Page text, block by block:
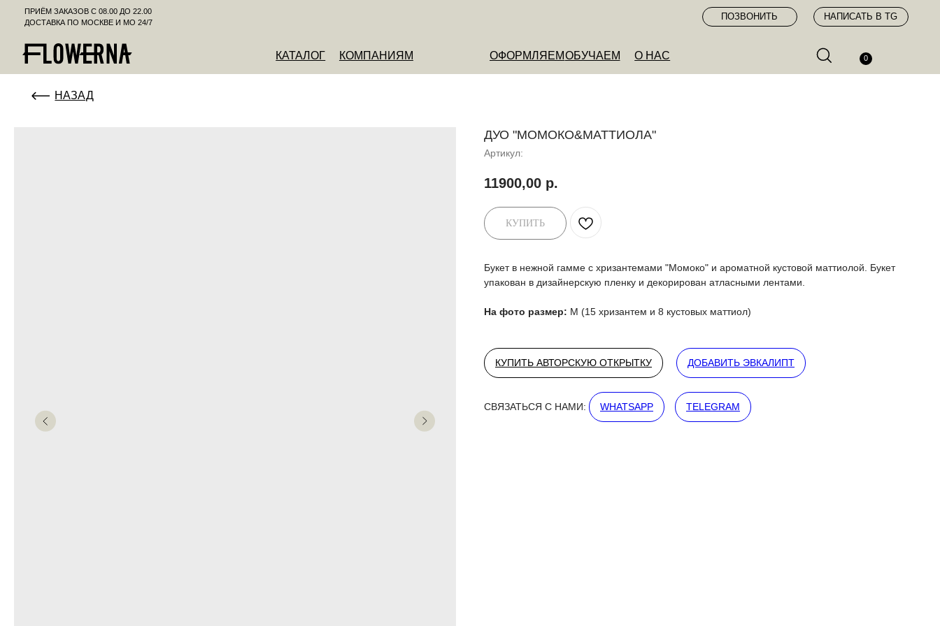
О НАС
КОМПАНИЯМ
КАТАЛОГ ОФОРМЛЯЕМ ОБУЧАЕМ
НАПИСАТЬ В TG
ПРИЁМ ЗАКАЗОВ С 08.00 ДО 22.00
ДОСТАВКА ПО МОСКВЕ И МО 24/7
ДУО "МОМОКО&МАТТИОЛА"
Артикул:
11900,00 р.
КУПИТЬ
Букет в нежной гамме с хризантемами "Момоко" и ароматной кустовой маттиолой. Букет
упакован в дизайнерскую пленку и декорирован атласными лентами.
На фото размер: M (15 хризантем и 8 кустовых маттиол)
КУПИТЬ АВТОРСКУЮ ОТКРЫТКУ ДОБАВИТЬ ЭВКАЛИПТ
СВЯЗАТЬСЯ С НАМИ: WHATSAPP TELEGRAM